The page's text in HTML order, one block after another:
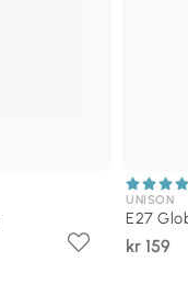
UNISON
E27
kr 159